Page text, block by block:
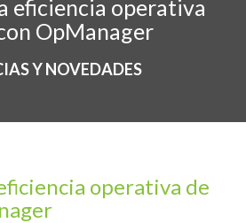
eficiencia operativa
OpManager
Y NOVEDADES
operativa de